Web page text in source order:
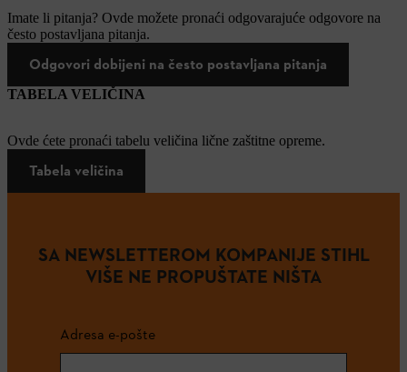
Imate li pitanja? Ovde možete pronaći odgovarajuće odgovore na
često postavljana pitanja.
Odgovori dobijeni na često postavljana pitanja
TABELA VELIČINA
Ovde ćete pronaći tabelu veličina lične zaštitne opreme.
Tabela veličina
SA NEWSLETTEROM KOMPANIJE STIHL
VIŠE NE PROPUŠTATE NIŠTA
Adresa e-pošte